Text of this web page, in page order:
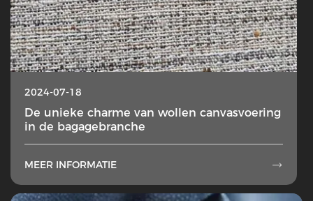
2024-07-18
De unieke charme van wollen canvasvoering
in de bagagebranche
MEER INFORMATIE 